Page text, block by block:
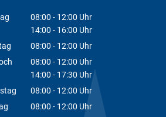
08:00 - 12:00 Uhr
Von 08:00 bis 12:00 Uhr
14:00 - 16:00 Uhr
Von 14:00 bis 16:00 Uhr
08:00 - 12:00 Uhr
Von 08:00 bis 12:00 Uhr
08:00 - 12:00 Uhr
Von 08:00 bis 12:00 Uhr
14:00 - 17:30 Uhr
Von 14:00 bis 17:30 Uhr
08:00 - 12:00 Uhr
Von 08:00 bis 12:00 Uhr
08:00 - 12:00 Uhr